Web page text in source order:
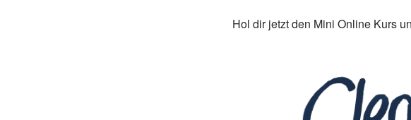
Hol dir jetzt den Mini Online Kurs